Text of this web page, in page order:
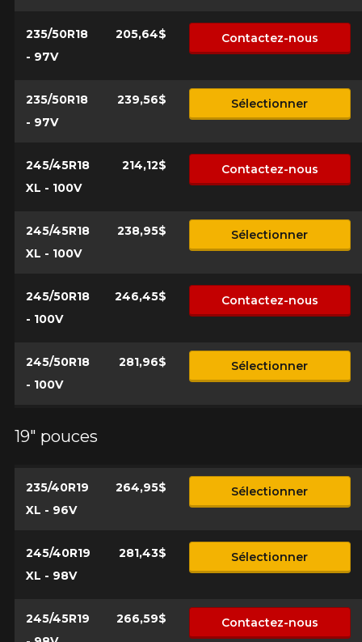
235/50R18
- 97V
205,64$ Contactez-nous
235/50R18
- 97V
239,56$ Sélectionner
245/45R18
XL - 100V
214,12$ Contactez-nous
245/45R18
XL - 100V
238,95$ Sélectionner
245/50R18
- 100V
246,45$ Contactez-nous
245/50R18
- 100V
281,96$ Sélectionner
19" pouces
235/40R19
XL - 96V
264,95$ Sélectionner
245/40R19
XL - 98V
281,43$ Sélectionner
245/45R19
266,59$ Contactez-nous